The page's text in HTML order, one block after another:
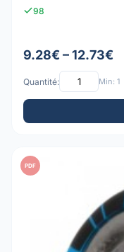
98
9.28€ – 12.73€
Quantité: Min: 1
PDF